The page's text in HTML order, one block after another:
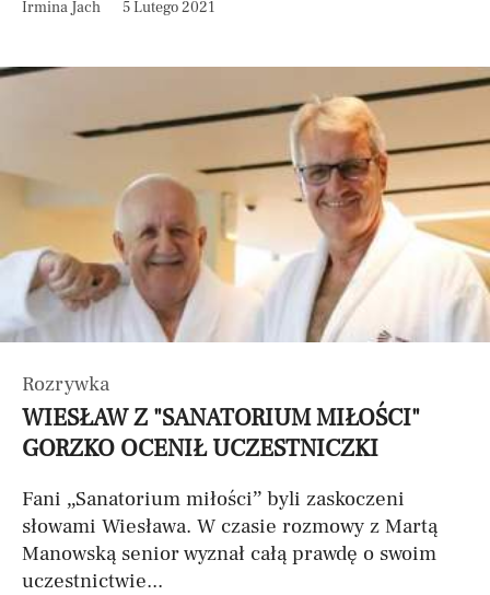
Irmina Jach 5 Lutego 2021
Rozrywka
WIESŁAW Z "SANATORIUM MIŁOŚCI"
GORZKO OCENIŁ UCZESTNICZKI
Fani „Sanatorium miłości” byli zaskoczeni
słowami Wiesława. W czasie rozmowy z Martą
Manowską senior wyznał całą prawdę o swoim
uczestnictwie...